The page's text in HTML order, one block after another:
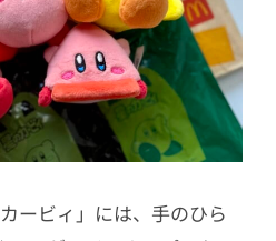
ービィ」には、手のひら